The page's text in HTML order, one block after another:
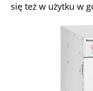
się też w użytku w